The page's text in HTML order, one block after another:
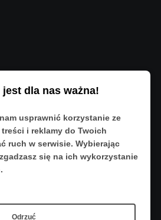
dla nas ważna!
usprawnić korzystanie ze
i reklamy do Twoich
ruch w serwisie. Wybierając
się na ich wykorzystanie
Odrzuć